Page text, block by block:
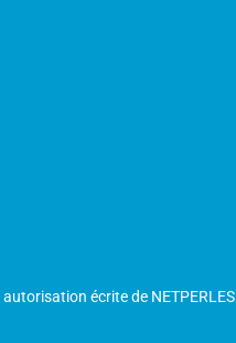
écrite de NETPERLES